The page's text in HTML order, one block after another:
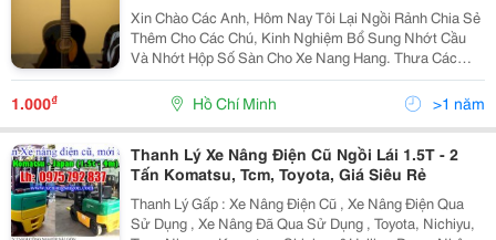
Xin Chào Các Anh, Hôm Nay Tôi Lại Ngồi Rảnh Chia Sẻ
Thêm Cho Các Chú, Kinh Nghiệm Bổ Sung Nhớt Cầu
Và Nhớt Hộp Số Sàn Cho Xe Nang Hang. Thưa Các
Chú, Xe Nâng Hạ Dùng Nhớt Cầu Hd90 Cho Hộp Số Cơ.
Loại Xe Nâng Này Thì Nhớt Hộp Số Và Nhớt Cầu Chung
1.000₫ Hồ Chí Minh >1 năm
Thanh Lý Xe Nâng Điện Cũ Ngồi Lái 1.5T - 2
Tấn Komatsu, Tcm, Toyota, Giá Siêu Rẻ
Thanh Lý Gấp : Xe Nâng Điện Cũ , Xe Nâng Điện Qua
Sử Dụng , Xe Nâng Đã Qua Sử Dụng , Toyota, Nichiyu,